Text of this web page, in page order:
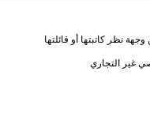
نظر كاتبتها أو قائلتها
غير التجاري